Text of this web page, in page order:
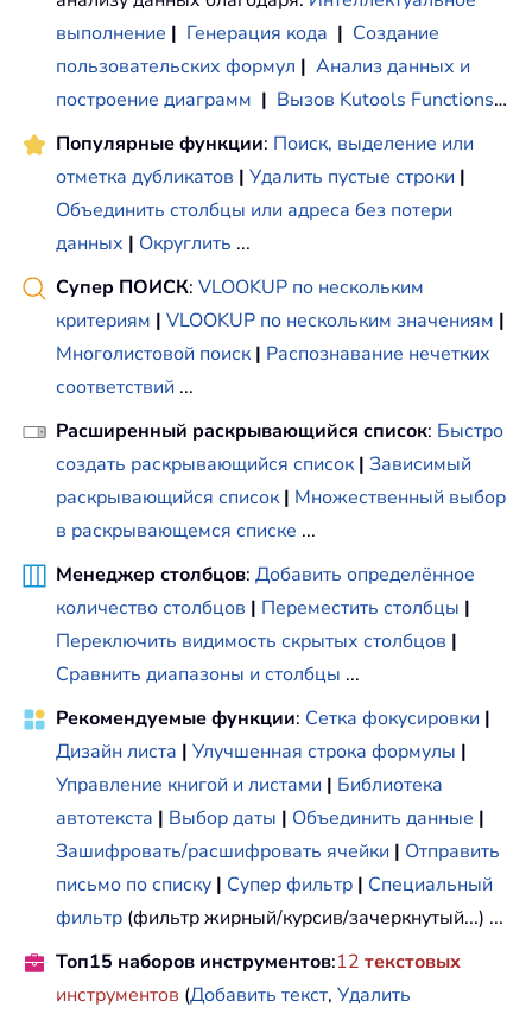
выполнение | Генерация кода | Создание
пользовательских формул | Анализ данных и
построение диаграмм | Вызов Kutools Functions…
Популярные функции: Поиск, выделение или
отметка дубликатов | Удалить пустые строки |
Объединить столбцы или адреса без потери
данных | Округлить ...
Супер ПОИСК: VLOOKUP по нескольким
критериям | VLOOKUP по нескольким значениям |
Многолистовой поиск | Распознавание нечетких
соответствий ...
Расширенный раскрывающийся список: Быстро
создать раскрывающийся список | Зависимый
раскрывающийся список | Множественный выбор
в раскрывающемся списке ...
Менеджер столбцов: Добавить определённое
количество столбцов | Переместить столбцы |
Переключить видимость скрытых столбцов |
Сравнить диапазоны и столбцы ...
Рекомендуемые функции: Сетка фокусировки |
Дизайн листа | Улучшенная строка формулы |
Управление книгой и листами | Библиотека
автотекста | Выбор даты | Объединить данные |
Зашифровать/расшифровать ячейки | Отправить
письмо по списку | Супер фильтр | Специальный
фильтр (фильтр жирный/курсив/зачеркнутый...) ...
Топ15 наборов инструментов:12 текстовых
инструментов (Добавить текст, Удалить